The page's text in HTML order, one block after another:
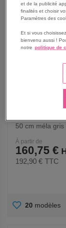
FAVORIS
50 cm méla gris
À partir de
160,75 €
192,90 € TTC
AJOUTER
20 modèles
et de la publicité
finalités et choisir
Paramètres des
Et si vous
bienvenu aussi !
notre politique de